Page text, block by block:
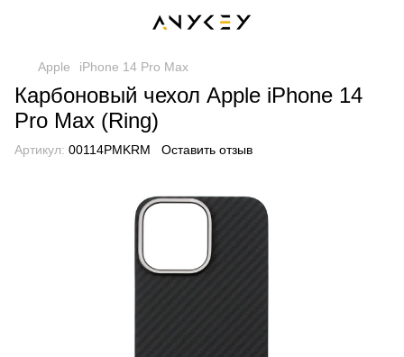
Apple iPhone 14 Pro Max
Карбоновый чехол Apple iPhone 14
Pro Max (Ring)
Артикул: 00114PMKRM Оставить отзыв